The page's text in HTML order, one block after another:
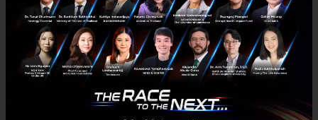
เห็นภาพการทำธุรกิจให้ประสบความสำเร็จ ว่าควรจะต้อง
มีคนที่เก่งด้านต่างๆ มาทำงานร่วมกัน ซึ่งหลังจบการแข่ง
เพื่อนคณะบริหารธุรกิจยังชวนผมกับเพื่อนไปลงแข่งด้วย
กันในรายการอื่นอีกด้วย
อีกอย่างที่ผมคิดว่าทีมของเราได้ความรู้และประสบการณ์ที่